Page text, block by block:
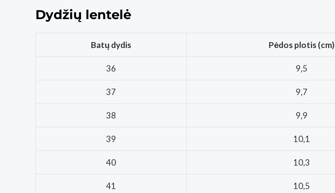
Dydžių lentelė
Batų dydis Pėdos plotis (cm)
36 9,5
37 9,7
38 9,9
39 10,1
40 10,3
41 10,5